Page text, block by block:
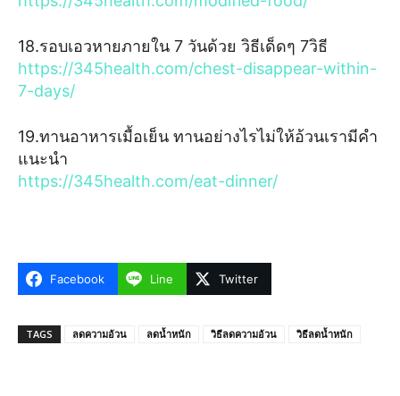
18.รอบเอวหายภายใน 7 วันด้วย วิธีเด็ดๆ 7วิธี
https://345health.com/chest-disappear-within-
7-days/
19.ทานอาหารเมื้อเย็น ทานอย่างไรไม่ให้อ้วนเรามีคำ
แนะนำ
https://345health.com/eat-dinner/
Facebook Line Twitter
TAGS ลดความอ้วน ลดน้ำหนัก วิธีลดความอ้วน วิธีลดน้ำหนัก